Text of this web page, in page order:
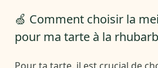
🍏 Comment choisir la
pour ma tarte à la